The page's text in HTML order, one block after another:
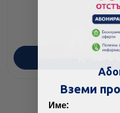
€ /3.29
Вземи
Име: